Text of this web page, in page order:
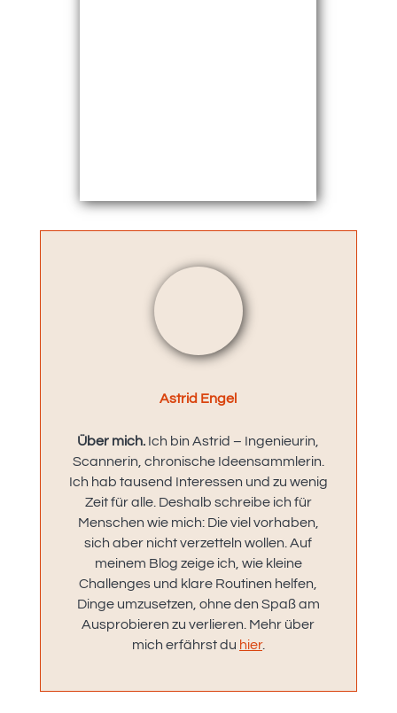
Astrid Engel
Über mich. Ich bin Astrid – Ingenieurin,
Scannerin, chronische Ideensammlerin.
Ich hab tausend Interessen und zu wenig
Zeit für alle. Deshalb schreibe ich für
Menschen wie mich: Die viel vorhaben,
sich aber nicht verzetteln wollen. Auf
meinem Blog zeige ich, wie kleine
Challenges und klare Routinen helfen,
Dinge umzusetzen, ohne den Spaß am
Ausprobieren zu verlieren. Mehr über
mich erfährst du hier.